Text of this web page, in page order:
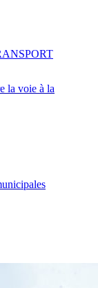
la voie à la